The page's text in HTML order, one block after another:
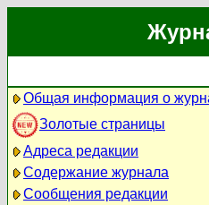
Общая информация о
Золотые страницы
Адреса редакции
Содержание журнала
Сообщения редакции